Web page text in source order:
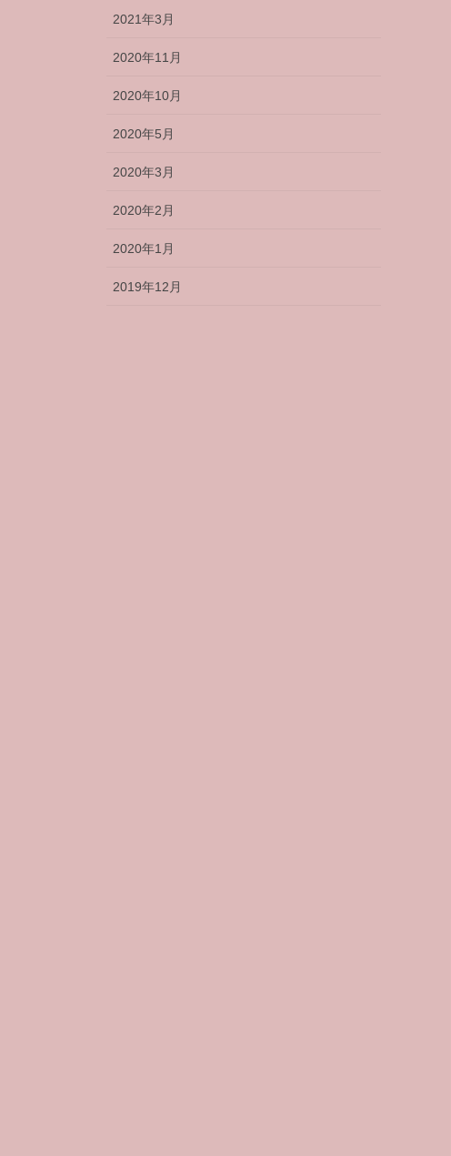
2021年3月
2020年11月
2020年10月
2020年5月
2020年3月
2020年2月
2020年1月
2019年12月